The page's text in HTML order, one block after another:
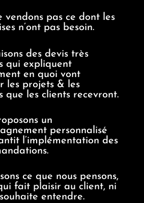
vendons pas ce dont les
n’ont pas besoin.
des devis très
qui expliquent
en quoi vont
les projets & les
que les clients recevront.
un
personnalisé
l’implémentation des
ce que nous pensons,
fait plaisir au client, ni
entendre.